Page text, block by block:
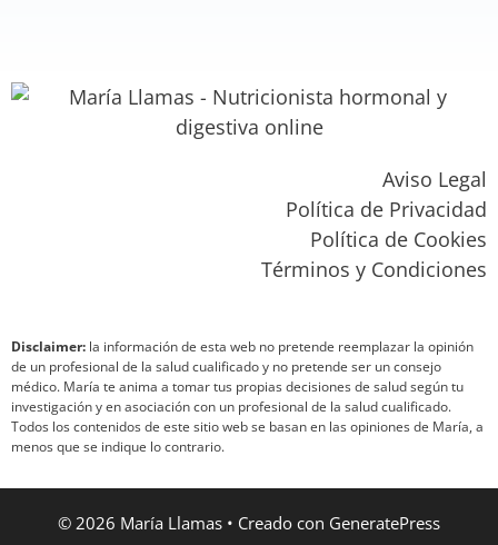
Aviso Legal
Política de Privacidad
Política de Cookies
Términos y Condiciones
Disclaimer: la información de esta web no pretende reemplazar la opinión
de un profesional de la salud cualificado y no pretende ser un consejo
médico. María te anima a tomar tus propias decisiones de salud según tu
investigación y en asociación con un profesional de la salud cualificado.
Todos los contenidos de este sitio web se basan en las opiniones de María, a
menos que se indique lo contrario.
© 2026 María Llamas • Creado con GeneratePress